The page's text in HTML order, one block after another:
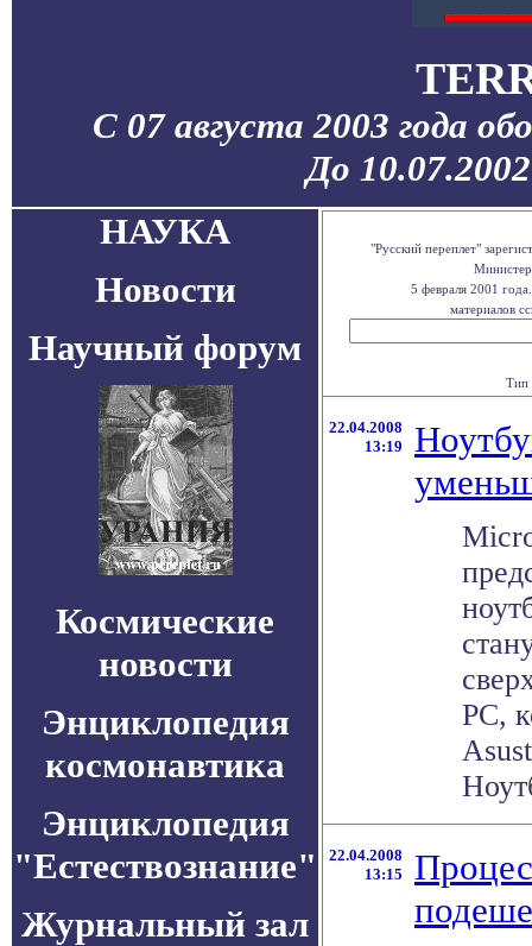
С 07 августа 2003 года
До
НАУКА
Новости
Научный форум
Космические
новости
Энциклопедия
космонавтика
Энциклопедия
"Естествознание"
Журнальный зал
"Русский переплет"
5 февраля 2001
материалов
Тип
22.04.2008
13:19
PC,
22.04.2008
13:15